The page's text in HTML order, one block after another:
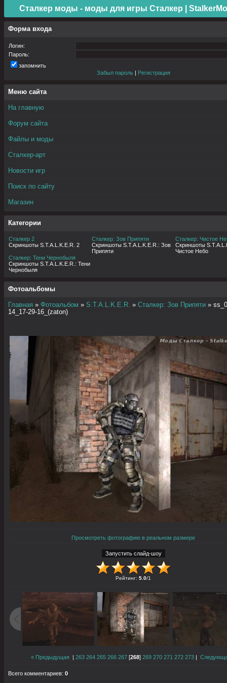
Сталкер моды - моды для игры Сталкер |
Форма входа
Логин:
Пароль:
запомнить
Забыл пароль | Регистрация
Меню сайта
На главную
Форум сайта
Файлы и моды
Сталкер-арт
Новости игр
Поиск по сайту
Магазин
Категории
Сталкер 2
Скриншоты S.T.A.L.K.E.R. 2
Сталкер: Зов Припяти
Скриншоты S.T.A.L.K.E.R.: Зов
Припяти
Сталкер: Чистое
Скриншоты
Чистое Небо
Сталкер: Тени Чернобыля
Скриншоты S.T.A.L.K.E.R.: Тени
Чернобыля
Фотоальбомы
Главная » Фотоальбом » S.T.A.L.K.E.R. » Сталкер: Зов Припяти »
14_17-29-16_(zaton)
Просмотреть фотографию в реальном размере
Рейтинг: 5.0/1
« Предыдущая |263 264 265 266 267 [268]269 270 271 272 273 |
Всего комментариев: 0